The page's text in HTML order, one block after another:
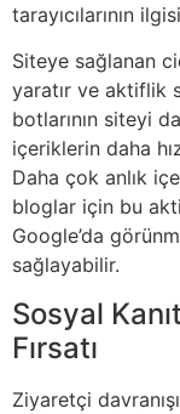
tarayıcılarının
Siteye sağlanan
yaratır ve aktiflik
botlarının siteyi
içeriklerin daha
Daha çok anlık
bloglar için bu
Google’da
sağlayabilir.
Sosyal
Fırsatı
Ziyaretçi